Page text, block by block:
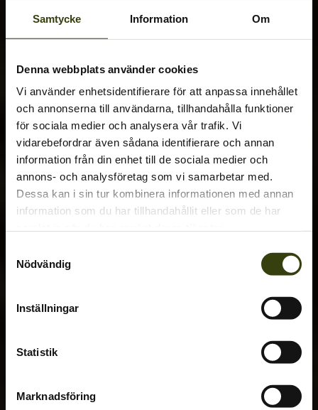
Samtycke Information Om
Denna webbplats använder cookies
Vi använder enhetsidentifierare för att anpassa innehållet
och annonserna till användarna, tillhandahålla funktioner
för sociala medier och analysera vår trafik. Vi
vidarebefordrar även sådana identifierare och annan
information från din enhet till de sociala medier och
annons- och analysföretag som vi samarbetar med.
Dessa kan i sin tur kombinera informationen med annan
information som du har tillhandahållit eller som de har
Nödvändig
Inställningar
Statistik
Marknadsföring